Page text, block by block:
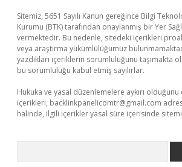
Sitemiz, 5651 Sayılı Kanun gereğince Bilgi
Kurumu (BTK) tarafından onaylanmış bir Yer
vermektedir. Bu nedenle, sitedeki içerikleri
veya araştırma yükümlülüğümüz
yazdıkları içeriklerin sorumluluğunu taşımakta
bu sorumluluğu kabul etmiş sayılırlar.
Hukuka ve yasal düzenlemelere aykırı
içerikleri, backlinkpanelicomtr@gmail.com
halinde, ilgili içerikler yasal süre içerisinde